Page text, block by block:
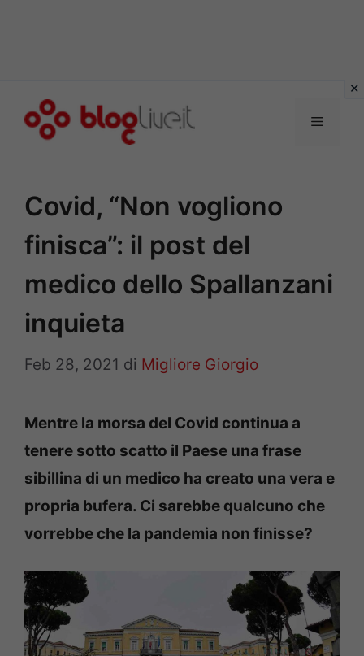
Menu
Covid, “Non vogliono
finisca”: il post del
medico dello Spallanzani
inquieta
Feb 28, 2021 di Migliore Giorgio
Mentre la morsa del Covid continua a
tenere sotto scatto il Paese una frase
sibillina di un medico ha creato una vera e
propria bufera. Ci sarebbe qualcuno che
vorrebbe che la pandemia non finisse?